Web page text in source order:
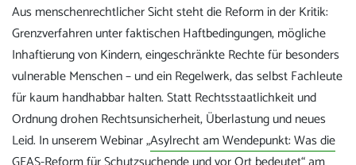
Aus menschenrechtlicher Sicht steht die Reform in der Kritik:
Grenzverfahren unter faktischen Haftbedingungen, mögliche
Inhaftierung von Kindern, eingeschränkte Rechte für besonders
vulnerable Menschen – und ein Regelwerk, das selbst Fachleute
für kaum handhabbar halten. Statt Rechtsstaatlichkeit und
Ordnung drohen Rechtsunsicherheit, Überlastung und neues
Leid. In unserem Webinar „Asylrecht am Wendepunkt: Was die